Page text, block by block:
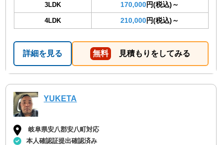
3LDK 170,000円(税込)～
4LDK 210,000円(税込)～
詳細を見る 無料 見積もりをしてみる
YUKETA
岐阜県安八郡安八町対応
本人確認証提出確認済み